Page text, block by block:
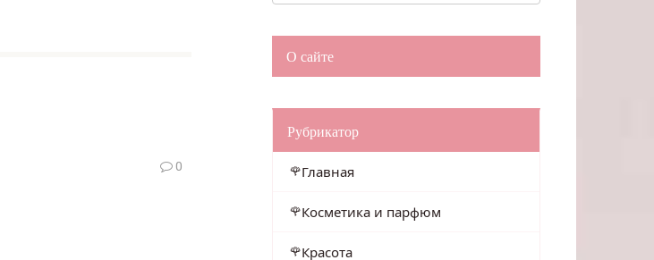
0
О сайте
Рубрикатор
Главная
Косметика и парфюм
Красота